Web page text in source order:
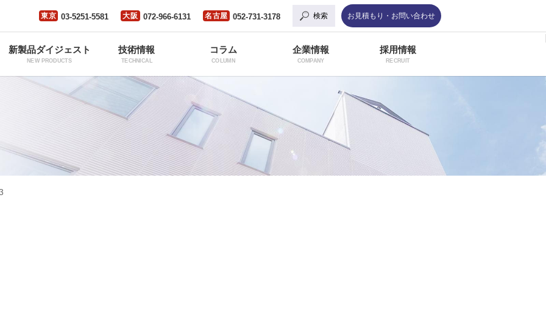
東京 03-5251-5581 大阪 072-966-6131 名古屋 052-731-3178 検索 お見積もり・お問い合わせ
新製品ダイジェスト
NEW PRODUCTS
技術情報
TECHNICAL
コラム
COLUMN
企業情報
COMPANY
採用情報
RECRUIT